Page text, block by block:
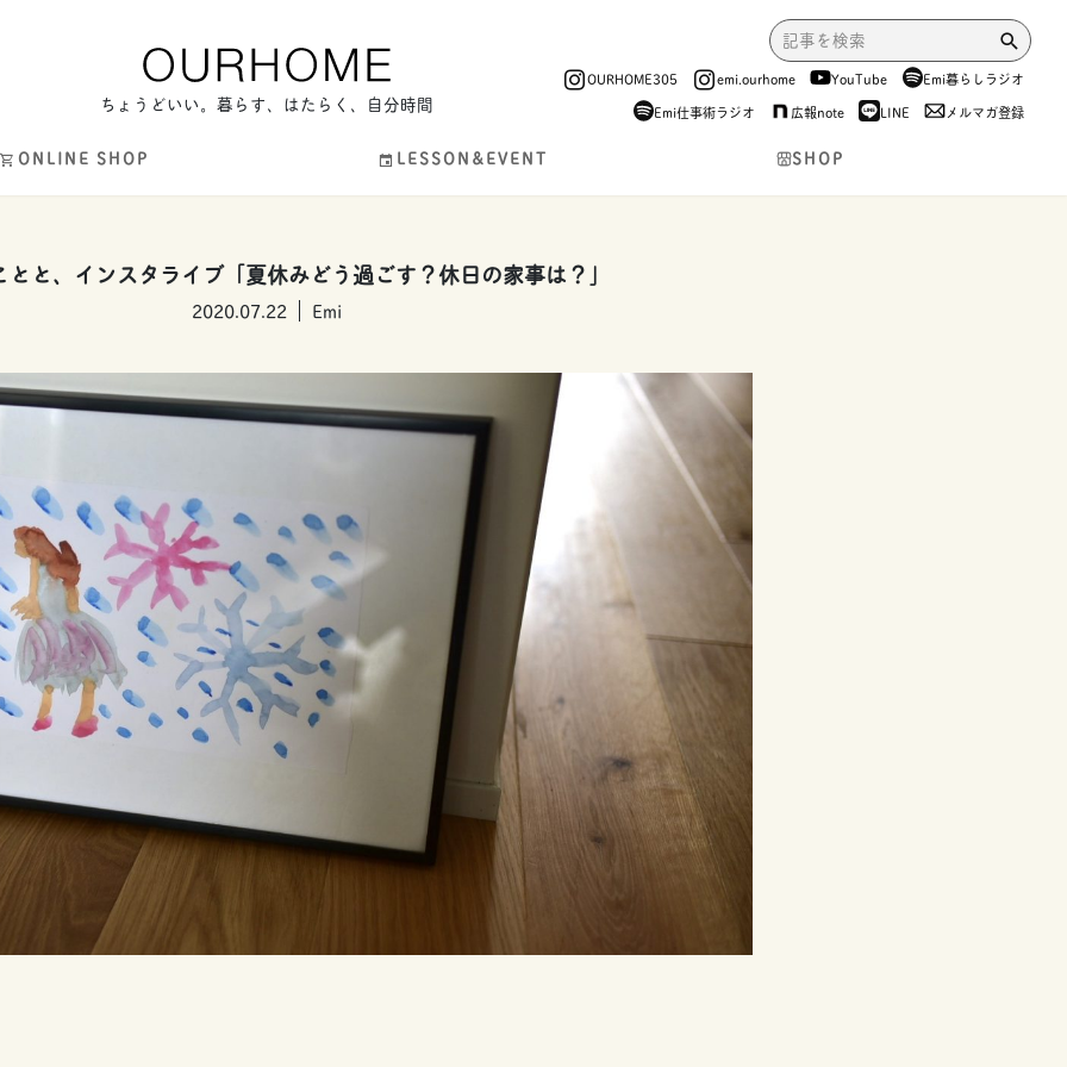
ちょうどいい。暮らす、はたらく、自分時間
OURHOME305 emi.ourhome YouTube
Emi暮らしラジオ
Emi仕事術ラジオ
広報note LINE メルマガ登録
ONLINE SHOP LESSON&EVENT SHOP
とと、インスタライブ「夏休みどう過ごす？休日の家事は？」
2020.07.22 Emi